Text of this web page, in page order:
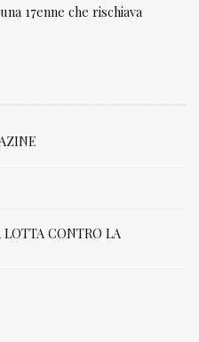
17enne che rischiava
LOTTA CONTRO LA